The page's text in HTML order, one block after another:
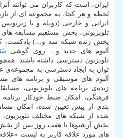
ایران، است که کاربران می توانند
لحظه و هر کجا، به مجموعه ای از
ایرانی و خارجی (دوبله و با
تلویزیونی، پخش مستقیم مسابقه
پخش زنده شبکه سه و…) پادکست،
آلبوم های جدید و… روی گوشی
تلویزیون دسترسی داشته باشند.
توان به ایجاد دسترسی به مجموعه‌ی
آلبوم های موسیقی و برنامه های
زنده‌ی برنامه های تلویزیونی،
فرهنگی، امکان ضبط خودکار برنامه
بندی از پیش تعیین شده، امکان
شده از شبکه های مختلف تلویزیون،
بخش آرشیوها تا هفت روز پس از پخش
های مورد علاقه کاربر به لیست